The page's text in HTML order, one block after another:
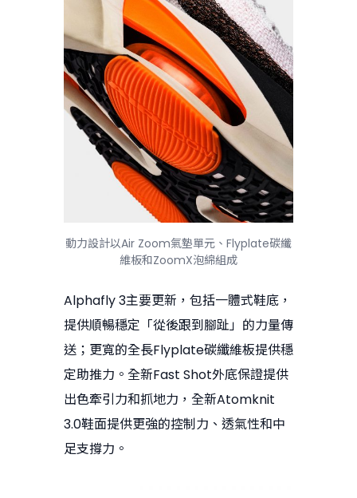
動力設計以Air Zoom氣墊單元、Flyplate碳纖
維板和ZoomX泡綿組成
Alphafly 3主要更新，包括一體式鞋底，
提供順暢穩定「從後跟到腳趾」的力量傳
送；更寬的全長Flyplate碳纖維板提供穩
定助推力。全新Fast Shot外底保證提供
出色牽引力和抓地力，全新Atomknit
3.0鞋面提供更強的控制力、透氣性和中
足支撐力。